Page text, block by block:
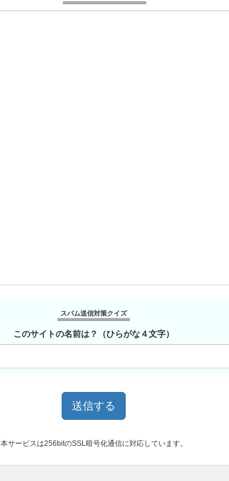
スパム送信対策クイズ
このサイトの名前は？（ひらがな４文字）
本サービスは256bitのSSL暗号化通信に対応しています。